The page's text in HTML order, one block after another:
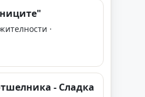
·
- Сладка